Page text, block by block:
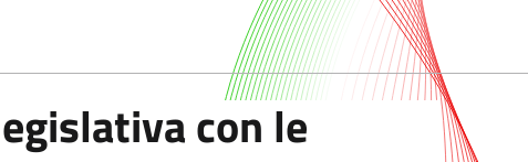
regionale
con le